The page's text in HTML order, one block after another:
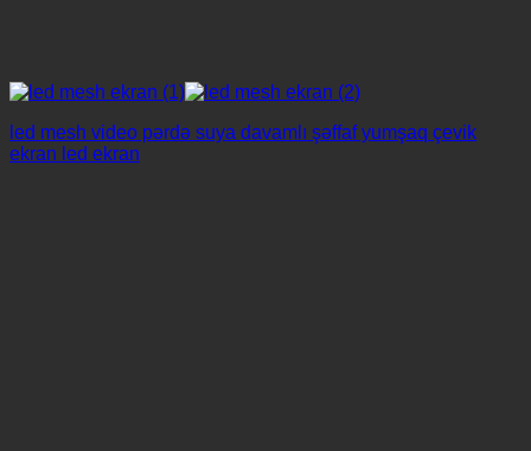
led mesh video pərdə suya davamlı şəffaf yumşaq çevik
ekran led ekran